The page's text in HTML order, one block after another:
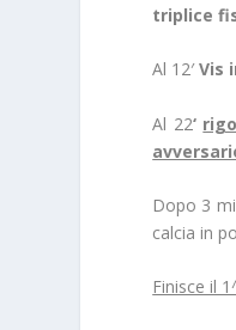
triplice
Al 12′Vis
Al 22‘
Dopo 3
calcia in
Finisce il